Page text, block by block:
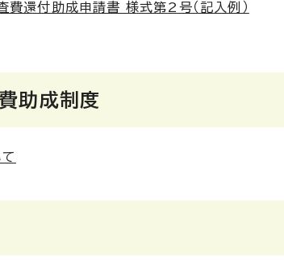
費還付助成申請書 様式第2号（記入例）
助成制度